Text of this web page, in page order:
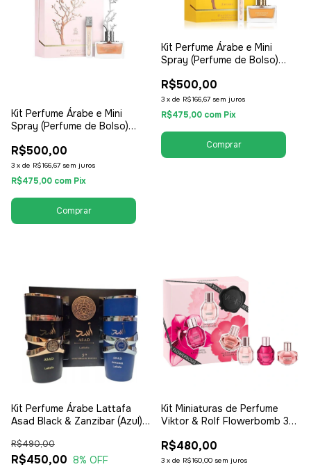
Kit Perfume Árabe e Mini
Spray (Perfume de Bolso)
Spring 100ml - EDP Eau de
Parfum - Unissex /
Compartilhável
R$500,00
3 x de R$166,67 sem juros
R$475,00 com Pix
Kit Perfume Árabe e Mini
Spray (Perfume de Bolso)
Autumn 100ml - EDP Eau de
Parfum - Unissex /
Compartilhável
R$500,00
3 x de R$166,67 sem juros
R$475,00 com Pix
Kit Perfume Árabe Lattafa
Asad Black & Zanzibar (Azul)
Eau de Parfum - Masculino
R$450,00
R$490,00
8% OFF
Kit Miniaturas de Perfume
Viktor & Rolf Flowerbomb 3
Parfum - Feminino
R$480,00
3 x de R$160,00 sem juros